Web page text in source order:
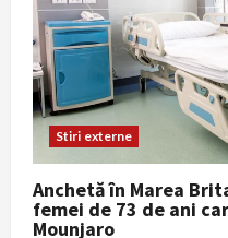
Stiri externe
Anchetă în Marea
femei de 73 de ani
Mounjaro